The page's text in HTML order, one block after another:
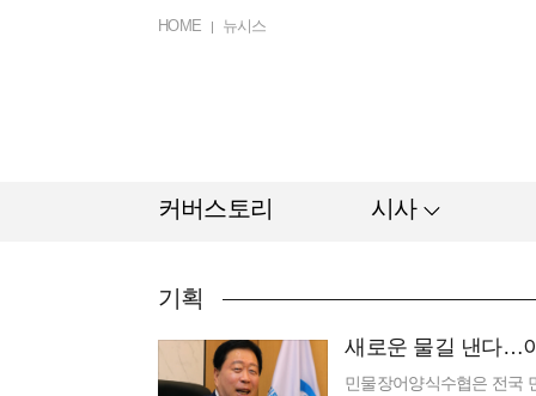
HOME 뉴시스
커버스토리 시사
기획
새로운 물길 낸다…
민물장어양식수협은 전국